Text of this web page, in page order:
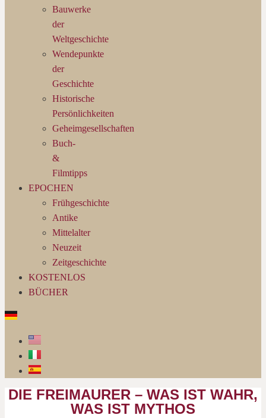
Bauwerke
der
Weltgeschichte
Wendepunkte
der
Geschichte
Historische
Persönlichkeiten
Geheimgesellschaften
Buch-
&
Filmtipps
EPOCHEN
Frühgeschichte
Antike
Mittelalter
Neuzeit
Zeitgeschichte
KOSTENLOS
BÜCHER
DIE FREIMAURER – WAS IST WAHR,
WAS IST MYTHOS